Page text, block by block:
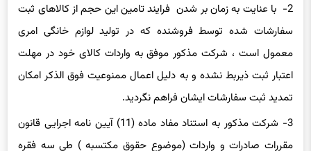
2- با عنایت به زمان بر شدن فرایند تامین این حجم از کالاهای ثبت
سفارشات شده توسط فروشنده که در تولید لوازم خانگی امری
معمول است ، شرکت مذکور موفق به واردات کالای خود در مهلت
اعتبار ثبت ذیربط نشده و به دلیل اعمال ممنوعیت فوق الذکر امکان
تمدید ثبت سفارشات ایشان فراهم نگردید.
3- شرکت مذکور به استناد مفاد ماده (11) آیین نامه اجرایی قانون
مقررات صادرات و واردات (موضوع حقوق مکتسبه ) طی سه فقره